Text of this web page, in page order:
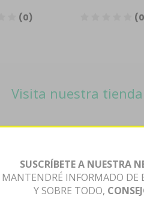
Visita nuestra
SUSCRÍBETE A NUESTRA
MANTENDRÉ INFORMADO DE
Y SOBRE TODO,